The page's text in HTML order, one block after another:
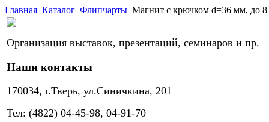
Главная Каталог Флипчарты Магнит с крючком d=36 мм, до 8
Организация выставок, презентаций, семинаров и пр.
Наши контакты
170034, г.Тверь, ул.Синичкина, 201
Тел: (4822) 04-45-98, 04-91-70